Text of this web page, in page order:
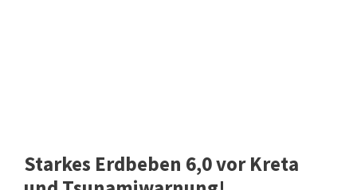
Starkes Erdbeben 6,0 vor Kreta